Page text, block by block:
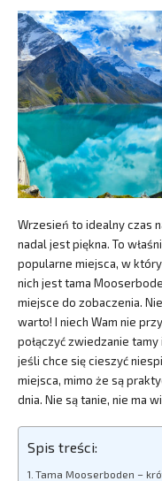
Wrzesień to idealny czas
nadal jest piękna. To
popularne miejsca, w
nich jest tama
miejsce do zobaczenia.
warto! I niech Wam nie
połączyć zwiedzanie
jeśli chce się cieszyć
miejsca, mimo że są
dnia. Nie są tanie, nie ma
Spis treści:
Tama Mooserboden –